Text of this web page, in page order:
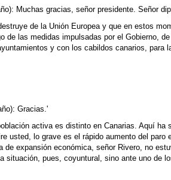
Muchas gracias, señor presidente. Señor
de la Unión Europea y que en estos
las medidas impulsadas por el Gobierno, de
y con los cabildos canarios, para
Gracias.'
activa es distinto en Canarias. Aquí ha
usted, lo grave es el rápido aumento del paro
expansión económica, señor Rivero, no
situación, pues, coyuntural, sino ante uno de